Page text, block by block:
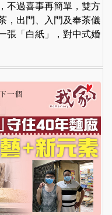
不過喜事再簡單，雙方
，出門、入門及奉茶儀
張「白紙」，對中式婚